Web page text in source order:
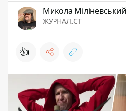
Микола Міліневський
ЖУРНАЛІСТ
👍